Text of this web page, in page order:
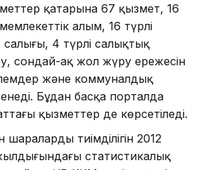
қатарына 67 қызмет, 16
алым, 16 түрлі
салығы, 4 түрлі салықтық
сондай-ақ жол жүру ережесін
және коммуналдық
енеді. Бұдан басқа порталда
қызметтер де көрсетіледі.
шаралардың тиімділігін 2012
статистикалық